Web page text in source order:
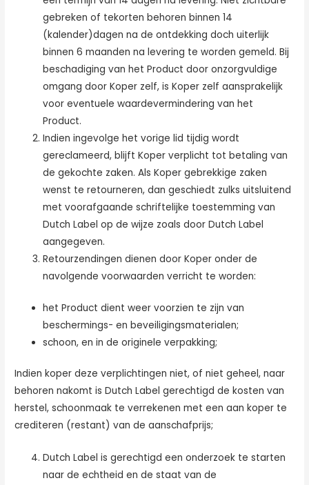
gebreken of tekorten behoren binnen 14
(kalender)dagen na de ontdekking doch uiterlijk
binnen 6 maanden na levering te worden gemeld. Bij
beschadiging van het Product door onzorgvuldige
omgang door Koper zelf, is Koper zelf aansprakelijk
voor eventuele waardevermindering van het
Product.
Indien ingevolge het vorige lid tijdig wordt
gereclameerd, blijft Koper verplicht tot betaling van
de gekochte zaken. Als Koper gebrekkige zaken
wenst te retourneren, dan geschiedt zulks uitsluitend
met voorafgaande schriftelijke toestemming van
Dutch Label op de wijze zoals door Dutch Label
aangegeven.
Retourzendingen dienen door Koper onder de
navolgende voorwaarden verricht te worden:
het Product dient weer voorzien te zijn van
beschermings- en beveiligingsmaterialen;
schoon, en in de originele verpakking;
Indien koper deze verplichtingen niet, of niet geheel, naar
behoren nakomt is Dutch Label gerechtigd de kosten van
herstel, schoonmaak te verrekenen met een aan koper te
crediteren (restant) van de aanschafprijs;
Dutch Label is gerechtigd een onderzoek te starten
naar de echtheid en de staat van de